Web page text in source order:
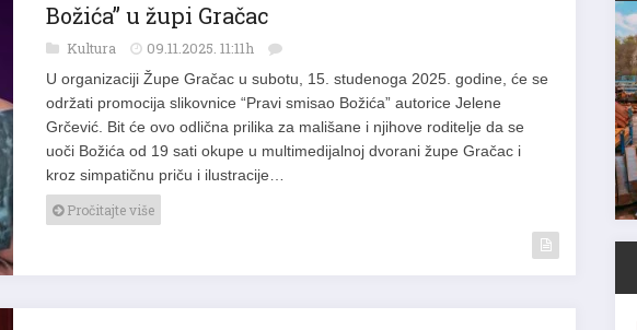
Božića” u župi Gračac
Kultura 09.11.2025. 11:11h
U organizaciji Župe Gračac u subotu, 15. studenoga 2025. godine, će se
održati promocija slikovnice “Pravi smisao Božića” autorice Jelene
Grčević. Bit će ovo odlična prilika za mališane i njihove roditelje da se
uoči Božića od 19 sati okupe u multimedijalnoj dvorani župe Gračac i
kroz simpatičnu priču i ilustracije…
Pročitajte više